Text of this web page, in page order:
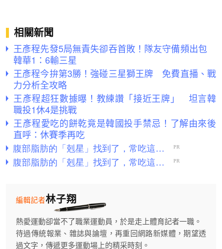
相關新聞
王彥程先發5局無責失卻吞首敗！隊友守備頻出包
韓華1：6輸三星
王彥程今拚第3勝！強碰三星獅王牌 免費直播、戰
力分析全攻略
王彥程超狂數據曝！教練讚「接近王牌」 坦言韓
職投1休4是挑戰
王彥程愛吃的餅乾竟是韓國投手禁忌！了解由來後
直呼：休賽季再吃
林子翔
編輯記者
熱愛運動卻當不了職業運動員，於是走上體育記者一職。
待過傳統報業、雜誌與論壇，再重回網路新媒體，期望透
過文字，傳遞更多運動場上的精采時刻。